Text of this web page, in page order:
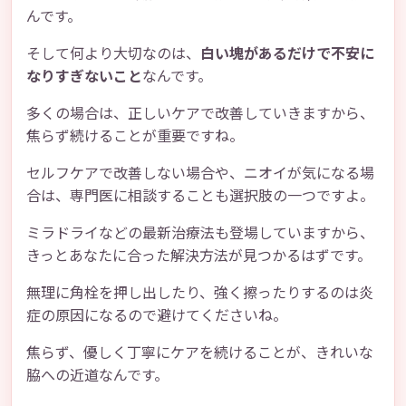
んです。
そして何より大切なのは、 白い塊があるだけで不安に
なりすぎないことなんです。
多くの場合は、正しいケアで改善していきますから、
焦らず続けることが重要ですね。
セルフケアで改善しない場合や、ニオイが気になる場
合は、専門医に相談することも選択肢の一つですよ。
ミラドライなどの最新治療法も登場していますから、
きっとあなたに合った解決方法が見つかるはずです。
無理に角栓を押し出したり、強く擦ったりするのは炎
症の原因になるので避けてくださいね。
焦らず、優しく丁寧にケアを続けることが、きれいな
脇への近道なんです。